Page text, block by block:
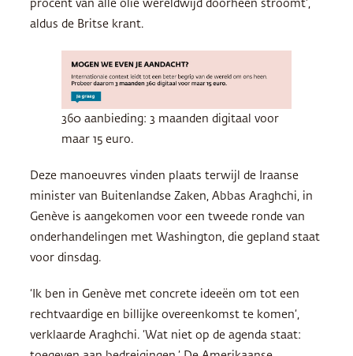
procent van alle olie wereldwijd doorheen stroomt’,
aldus de Britse krant.
360 aanbieding: 3 maanden digitaal voor
maar 15 euro.
Deze manoeuvres vinden plaats terwijl de Iraanse
minister van Buitenlandse Zaken, Abbas Araghchi, in
Genève is aangekomen voor een tweede ronde van
onderhandelingen met Washington, die gepland staat
voor dinsdag.
‘Ik ben in Genève met concrete ideeën om tot een
rechtvaardige en billijke overeenkomst te komen’,
verklaarde Araghchi. ‘Wat niet op de agenda staat: